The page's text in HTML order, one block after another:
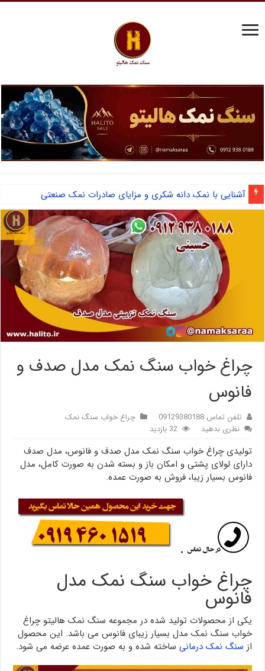
آشنایی با نمک دانه شکری و مزایای صادرات نمک صنعتی
چراغ خواب سنگ نمک مدل صدف و
فانوس
تلفن تماس 09129380188
چراغ خواب سنگ نمک
نظری بدهید
32 بازدید
تولیدی چراغ خواب سنگ نمک مدل صدف و فانوس، مدل صدف
دارای لولای پشتی و امکان باز و بسته شدن به صورت کامل، مدل
فانوس بسیار زیبا، فروش به صورت عمده.
چراغ خواب سنگ نمک مدل
فانوس
یکی از محصولات تولید شده در مجموعه سنگ نمک هالیتو چراغ
خواب سنگ نمک مدل بسیار زیبای فانوس می باشد. این محصول
از سنگ نمک درمانی ساخته شده و به صورت عمده عرضه می شود.